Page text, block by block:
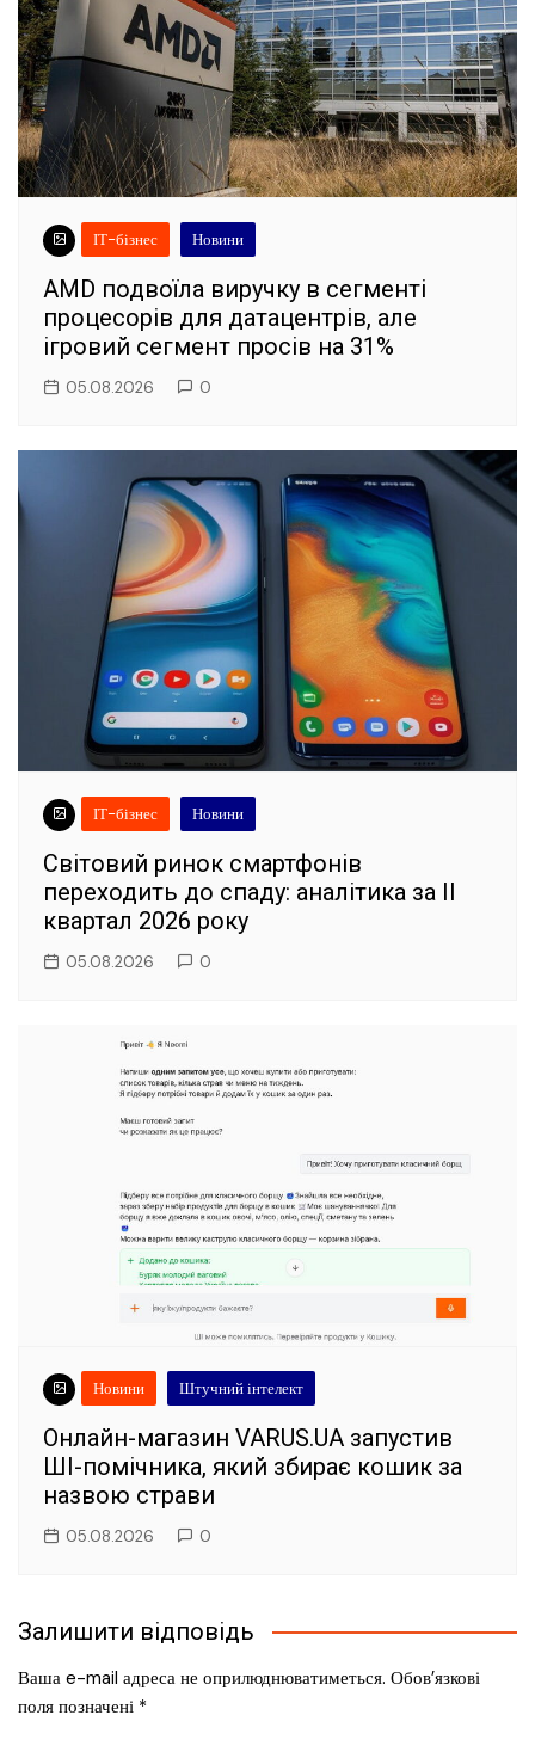
ІТ-бізнес Новини
AMD подвоїла виручку в сегменті
процесорів для датацентрів, але
ігровий сегмент просів на 31%
05.08.2026 0
ІТ-бізнес Новини
Світовий ринок смартфонів
переходить до спаду: аналітика за II
квартал 2026 року
05.08.2026 0
Новини Штучний інтелект
Онлайн-магазин VARUS.UA запустив
ШІ-помічника, який збирає кошик за
назвою страви
05.08.2026 0
Залишити відповідь
Ваша e-mail адреса не оприлюднюватиметься. Обов’язкові
поля позначені *